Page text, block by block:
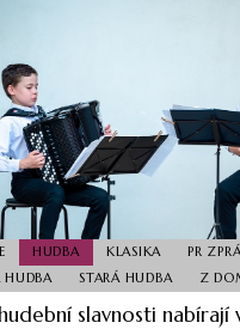
HUDBA KLASIKA
PR
HUDBA
STARÁ HUDBA Z
slavnosti